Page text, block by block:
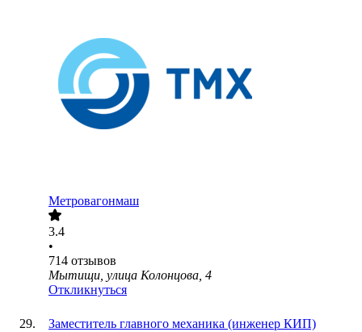
Метровагонмаш
3.4
•
714 отзывов
Мытищи, улица Колонцова, 4
Откликнуться
Заместитель главного механика (инженер КИП)